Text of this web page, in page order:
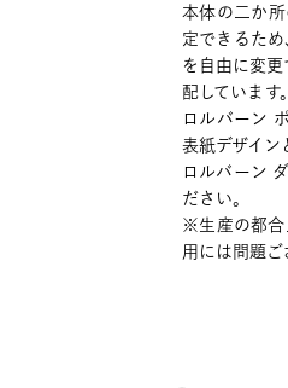
本体の二か
定できるた
を自由に変
配しています
ロルバーン
表紙デザイン
ロルバーン
ださい。
※生産の都合
用には問題ご